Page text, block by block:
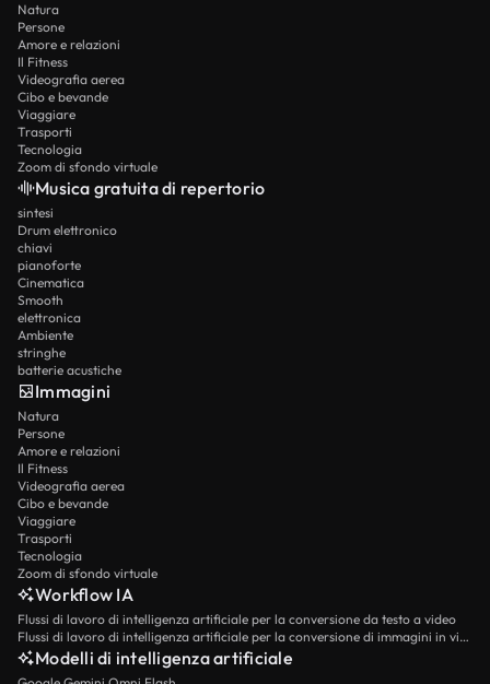
Natura
Persone
Amore e relazioni
Il Fitness
Videografia aerea
Cibo e bevande
Viaggiare
Trasporti
Tecnologia
Zoom di sfondo virtuale
Musica gratuita di repertorio
sintesi
Drum elettronico
chiavi
pianoforte
Cinematica
Smooth
elettronica
Ambiente
stringhe
batterie acustiche
Immagini
Natura
Persone
Amore e relazioni
Il Fitness
Videografia aerea
Cibo e bevande
Viaggiare
Trasporti
Tecnologia
Zoom di sfondo virtuale
Workflow IA
Flussi di lavoro di intelligenza artificiale per la conversione da testo a video
Flussi di lavoro di intelligenza artificiale per la conversione di immagini in video
Modelli di intelligenza artificiale